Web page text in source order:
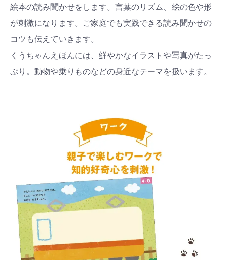
絵本の読み聞かせをします。言葉のリズム、絵の色や形
が刺激になります。ご家庭でも実践できる読み聞かせの
コツも伝えていきます。
くうちゃんえほんには、鮮やかなイラストや写真がたっ
ぷり。動物や乗りものなどの身近なテーマを扱います。